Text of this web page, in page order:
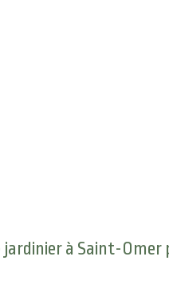
à Saint-Omer